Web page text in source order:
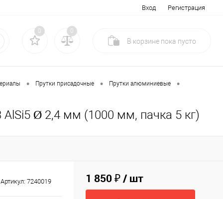
Вход Регистрация
0 0
В корзине пока пусто
• Прутки присадочные • Прутки алюминиевые •
Ø 2,4 мм (1000 мм, пачка 5 кг)
Артикул: 7240019 1 850 ₽/ шт